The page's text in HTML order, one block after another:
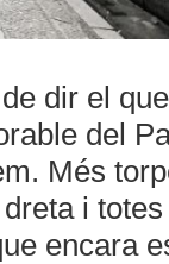
dir el
del
Més
i
encara